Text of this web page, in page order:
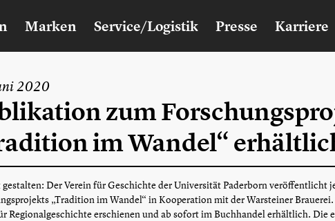
Marken Service/Logistik Presse Karriere
2020
zum
im Wandel“
Der Verein für Geschichte der Universität Paderborn veröffentlicht
„Tradition im Wandel“ in Kooperation mit der Warsteiner
Regionalgeschichte erschienen und ab sofort im Buchhandel erhältlich. Die